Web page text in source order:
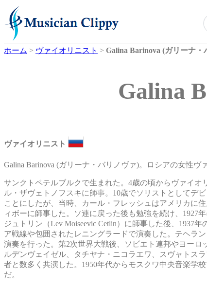
ホーム > ヴァイオリニスト > Galina Barinova (ガリーナ・
Galina
ヴァイオリニスト
Galina Barinova (ガリーナ・バリノヴァ)。ロシアの女性ヴ
サンクトペテルブルクで生まれた。4歳の頃からヴァイ
ル・ザヴェトノフスキに師事。10歳でソリストとしてデ
ことにしたが、当時、カール・フレッシュはアメリカに
ィボーに師事した。ソ連に戻った後も勉強を続け、1927
ジュトリン（Lev Moiseevic Cetlin）に師事した後、1937
ア戦線や包囲されたレニングラードで演奏した。テヘラ
演奏を行った。第2次世界大戦後、ソビエト連邦やヨー
ルデンヴェイゼル、タチヤナ・ニコラエワ、スヴャトス
者と数多く共演した。1950年代からモスクワ中央音楽学
だ。